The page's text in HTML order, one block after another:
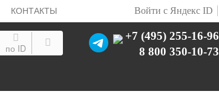
КОНТАКТЫ Войти с Яндекс ID
+7 (495) 255-16-96
8 800 350-10-73
по ID